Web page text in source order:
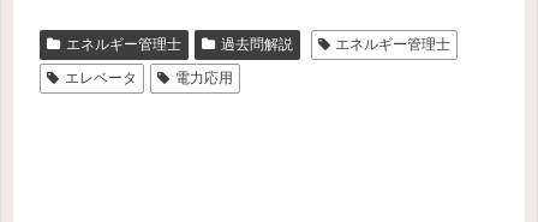
エネルギー管理士 過去問解説
エネルギー管理士
エレベータ
電力応用